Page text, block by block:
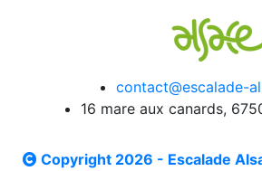
contact@escalade-
16 mare aux canards,
Copyright 2026 - Escalade